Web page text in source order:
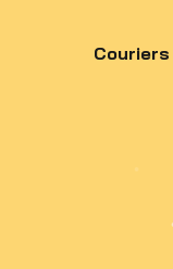
Couriers